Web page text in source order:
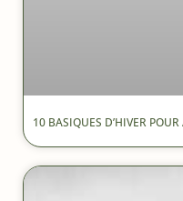
10 BASIQUES D’HIVER